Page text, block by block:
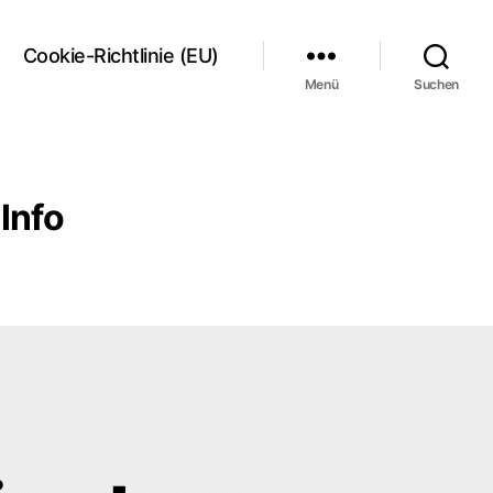
Cookie-Richtlinie (EU)
Menü Suchen